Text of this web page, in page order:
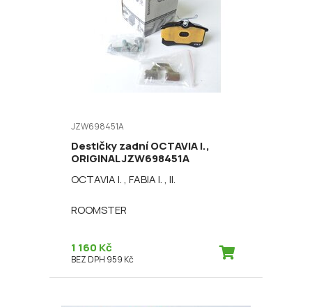
JZW698451A
Destičky zadní OCTAVIA I.,
ORIGINAL JZW698451A
OCTAVIA I. , FABIA I. , II.
ROOMSTER
1 160 Kč
BEZ DPH 959 Kč